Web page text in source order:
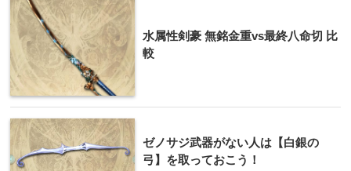
水属性剣豪 無銘金重vs最終八命切 比
較
ゼノサジ武器がない人は【白銀の
弓】を取っておこう！